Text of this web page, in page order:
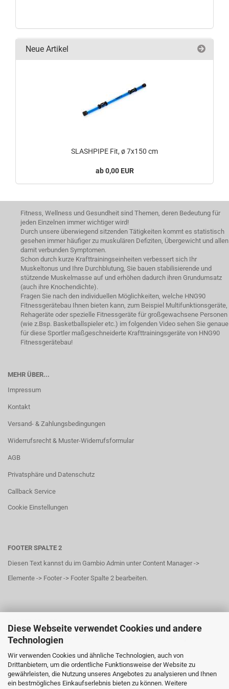
Diese Webseite verwendet Cookies und andere
Technologien
Wir verwenden Cookies und ähnliche Technologien, auch von
Drittanbietern, um die ordentliche Funktionsweise der Website zu
gewährleisten, die Nutzung unseres Angebotes zu analysieren und Ihnen
ein bestmögliches Einkaufserlebnis bieten zu können. Weitere
Neue Artikel
SLASHPIPE Fit, ø 7x150 cm
0,00 EUR
Fitness, Wellness und Gesundheit sind Themen, deren Bedeutung für
jeden Einzelnen immer wichtiger wird!
Durch unsere überwiegend sitzenden Tätigkeiten kommt es statistisch
gesehen immer häufiger zu muskulären Defiziten, Übergewicht und allen
damit verbunden Symptomen.
Schon durch kurze Krafttrainingseinheiten verbessert sich Ihr
Muskeltonus und Ihre Durchblutung, Sie bauen stabilisierende und
stützende Muskelmasse auf und erhöhen dadurch ihren Grundumsatz
(auch ihre Knochendichte).
Fragen Sie nach den individuellen Möglichkeiten, welche HNG90
Fitnessgerätebau Ihnen bieten kann, zum Beispiel Multifunktionsgeräte,
Rehageräte oder spezielle Fitnessgeräte für großgewachsene Personen
(wie z.Bsp. Basketballspieler etc.) im folgenden Video sehen Sie genaue
für diese Sportler maßgeschneiderte Krafttrainingsgeräte von HNG90
Fitnessgerätebau!
MEHR ÜBER...
Impressum
Kontakt
Versand- & Zahlungsbedingungen
Widerrufsrecht & Muster-Widerrufsformular
AGB
Privatsphäre und Datenschutz
Callback Service
Cookie Einstellungen
FOOTER SPALTE 2
Diesen Text kannst du im Gambio Admin unter Content Manager ->
Elemente -> Footer -> Footer Spalte 2 bearbeiten.
Diesen Text kannst du im Gambio Admin unter Content Manager ->
Elemente -> Footer -> Footer Spalte 3 bearbeiten.